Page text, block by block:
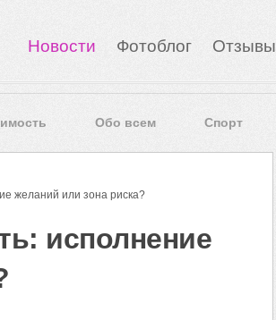
Новости Фотоблог Отзывы
Обо всем Спорт
желаний или зона риска?
исполнение